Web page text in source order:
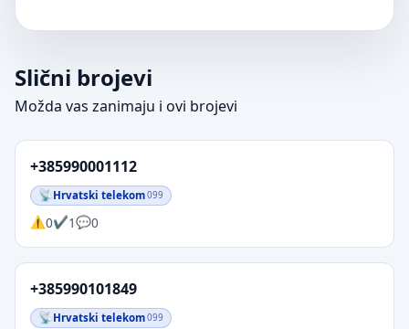
Slični brojevi
Možda vas zanimaju i ovi brojevi
+385990001112
Hrvatski telekom099
0 1 0
+385990101849
Hrvatski telekom099